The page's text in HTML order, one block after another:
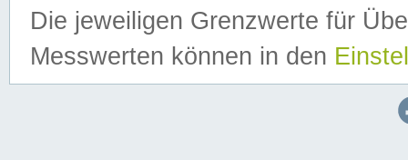
Die jeweiligen Grenzwerte für
Messwerten können in den